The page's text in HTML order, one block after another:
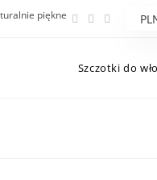
piękne
Szczotki do